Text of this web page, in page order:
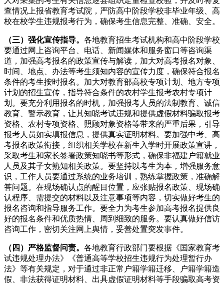
查情况上报省教育考试院，严防高中阶段学校非毕业年级、高
校在校学生违规报考行为，确保考生信息完整、准确、安全。
（三） 强化宣传指导。 各地教育招生考试机构和高中阶段学校
要通过网上咨询平台、电话、新闻媒体和服务窗口等咨询渠
道，加强高考报名的政策宣传与解读，加大对高考报名对象、
时间、地点、办法等考生须知内容的宣传力度，确保符合报名
条件的考生按时报名。加大对教育部高校专项计划、地方专项
计划的招生宣传，指导符合条件的农村学生报考农村专项计
划。要充分利用报名的时机，加强报考人员的法制教育、诚信
教育、警示教育，让其知晓考试违规和提供虚假材料骗取报考
资格、农村专项资格、照顾对象资格等带来的严重后果，引导
报考人员如实填报信息，提供真实证明材料。要加强中考、高
考报名政策衔接，组织相关学校在新生入学时开展政策宣讲，
采取考生和家长签署政策知晓书等形式，确保非福建户籍就业
人员及其子女熟知相关政策。要坚持以考生为本，增强服务意
识，工作人员要通过系统的业务培训，熟练掌握政策，准确解
答问题。在现场确认点的醒目位置，应张贴报名政策、现场确
认程序、需提交的材料以及注意事项等内容，切实做好考生的
报名咨询和指导服务工作。要全力为考生参加高考报名提供良
好的报名条件和优质热情、周到细致的服务。要认真做好信访
咨询工作，密切关注网上舆情，妥善处置突发事件。
（四） 严格监督问责。 各地教育行政部门要根据《国家教育考
试违规处理办法》《普通高等学校招生违规行为处理暂行办
法》等有关规定，对于通过非正常户籍学籍迁移、户籍学籍造
假、非法获得证明材料、出具虚假证明材料等手段骗取高考资